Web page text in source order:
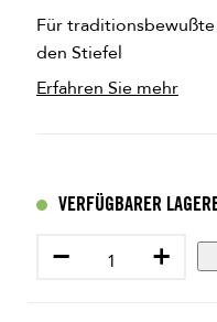
Für
den Stiefel
Erfahren Sie mehr
VERFÜGBARER
− +